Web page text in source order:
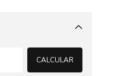
Alterar CEP
CALCULAR